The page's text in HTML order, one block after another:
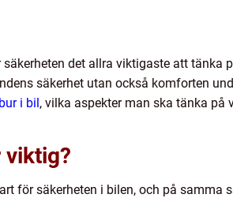
det allra viktigaste att tänka
säkerhet utan också komforten
i bil, vilka aspekter man ska tänka på
viktig?
för säkerheten i bilen, och på